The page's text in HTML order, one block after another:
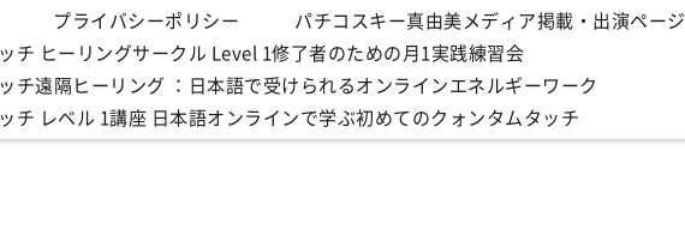
プライバシーポリシー
パチコスキー真由美メディア掲載・出演ページ
チ ヒーリングサークル Level 1修了者のための月1実践練習会
チ遠隔ヒーリング ：日本語で受けられるオンラインエネルギーワーク
チ レベル 1講座 日本語オンラインで学ぶ初めてのクォンタムタッチ